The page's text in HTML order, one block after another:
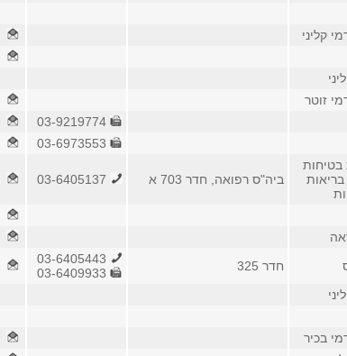
קליני
זוטר
בטיחות
בריאות
ביה"ס רפואה, חדר 703 א
חדר 325
בכיר